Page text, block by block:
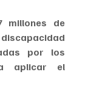
millones de
por los
aplicar el